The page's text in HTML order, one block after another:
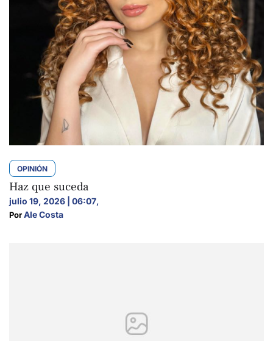
OPINIÓN
Haz que suceda
julio 19, 2026 | 06:07,
Por Ale Costa